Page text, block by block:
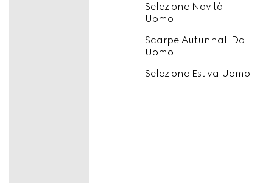
Selezione Novità
Uomo
Scarpe Autunnali Da
Uomo
Selezione Estiva Uomo